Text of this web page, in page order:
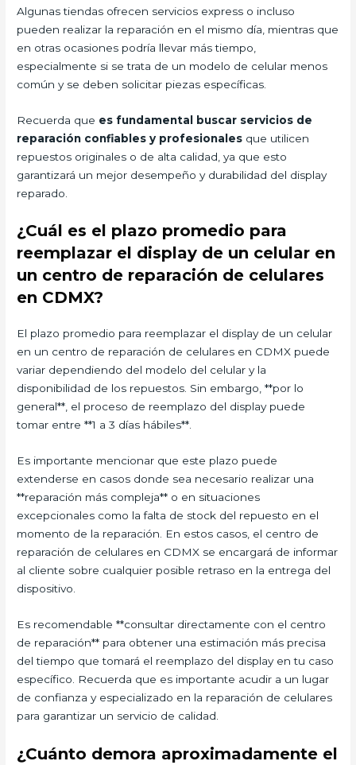
Algunas tiendas ofrecen servicios express o incluso
pueden realizar la reparación en el mismo día, mientras que
en otras ocasiones podría llevar más tiempo,
especialmente si se trata de un modelo de celular menos
común y se deben solicitar piezas específicas.
Recuerda que es fundamental buscar servicios de
reparación confiables y profesionales que utilicen
repuestos originales o de alta calidad, ya que esto
garantizará un mejor desempeño y durabilidad del display
reparado.
¿Cuál es el plazo promedio para
reemplazar el display de un celular en
un centro de reparación de celulares
en CDMX?
El plazo promedio para reemplazar el display de un celular
en un centro de reparación de celulares en CDMX puede
variar dependiendo del modelo del celular y la
disponibilidad de los repuestos. Sin embargo, **por lo
general**, el proceso de reemplazo del display puede
tomar entre **1 a 3 días hábiles**.
Es importante mencionar que este plazo puede
extenderse en casos donde sea necesario realizar una
**reparación más compleja** o en situaciones
excepcionales como la falta de stock del repuesto en el
momento de la reparación. En estos casos, el centro de
reparación de celulares en CDMX se encargará de informar
al cliente sobre cualquier posible retraso en la entrega del
dispositivo.
Es recomendable **consultar directamente con el centro
de reparación** para obtener una estimación más precisa
del tiempo que tomará el reemplazo del display en tu caso
específico. Recuerda que es importante acudir a un lugar
de confianza y especializado en la reparación de celulares
para garantizar un servicio de calidad.
¿Cuánto demora aproximadamente el